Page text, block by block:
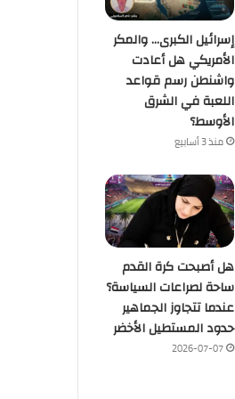
إسرائيل الكبرى… والمكر
الأمريكي هل أعادت
واشنطن رسم قواعد
اللعبة في الشرق
الأوسط؟
منذ 3 أسابيع
هل أصبحت كرة القدم
ساحة لصراعات السياسة؟
عندما تتجاوز الجماهير
حدود المستطيل الأخضر
2026-07-07